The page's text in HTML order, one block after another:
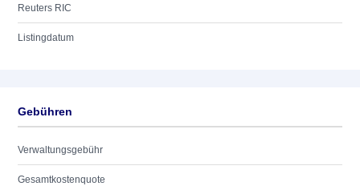
Reuters RIC
Listingdatum
Gebühren
Verwaltungsgebühr
Gesamtkostenquote